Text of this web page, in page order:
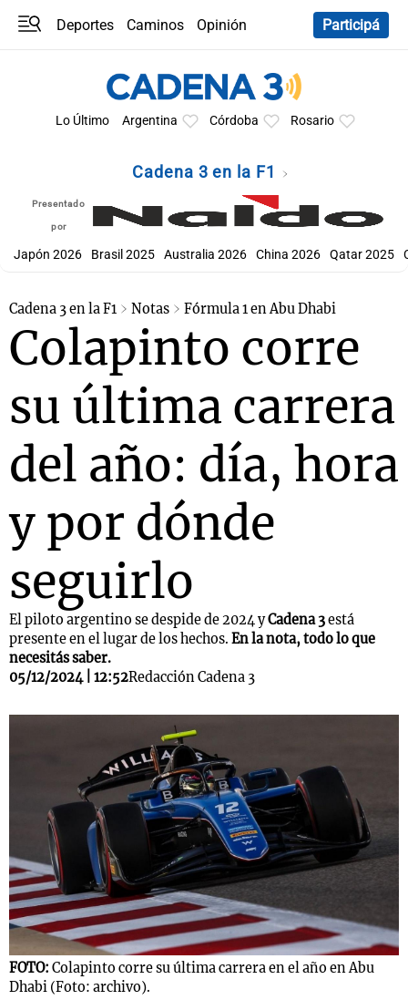
Deportes Caminos
Opinión
Participá
Lo Último Argentina Córdoba Rosario
Cadena 3 en la F1
Presentado
por
Japón 2026 Brasil 2025 Australia 2026 China 2026 Qatar 2025
Cadena 3 en la F1 Notas Fórmula 1 en Abu Dhabi
Colapinto corre
su última carrera
del año: día, hora
y por dónde
seguirlo
El piloto argentino se despide de 2024 yCadena 3está
presente en el lugar de los hechos. En la nota, todo lo que
necesitás saber.
05/12/2024 | 12:52Redacción Cadena 3
FOTO: Colapinto corre su última carrera en el año en Abu
Dhabi (Foto: archivo).
Notas
Mundial 2026
La Sole en
Cadena 3